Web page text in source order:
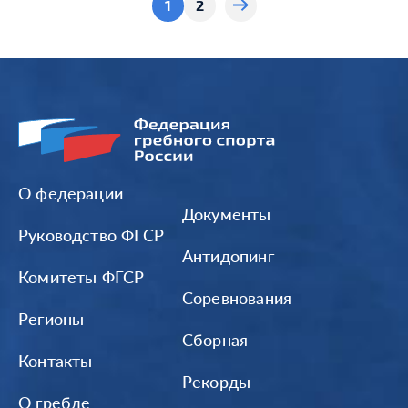
1 2
О федерации
Руководство ФГСР
Комитеты ФГСР
Регионы
Контакты
О гребле
Документы
Антидопинг
Соревнования
Сборная
Рекорды